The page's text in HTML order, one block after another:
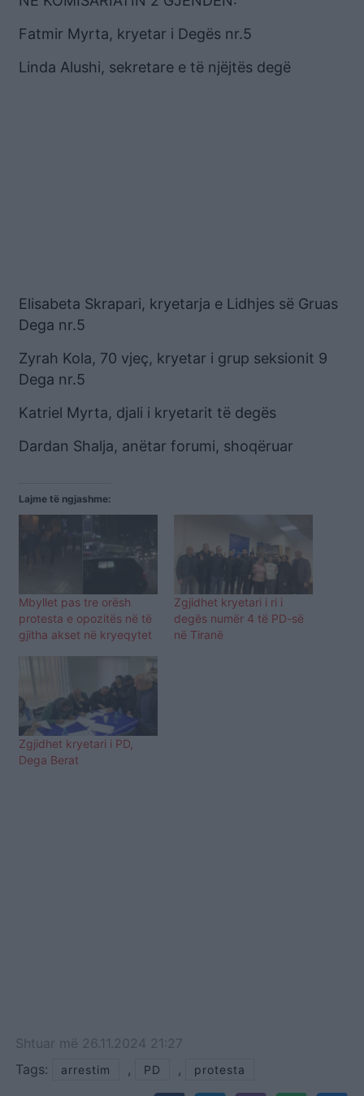
Fatmir Myrta, kryetar i Degës nr.5
Linda Alushi, sekretare e të njëjtës degë
Elisabeta Skrapari, kryetarja e Lidhjes së Gruas
Dega nr.5
Zyrah Kola, 70 vjeç, kryetar i grup seksionit 9
Dega nr.5
Katriel Myrta, djali i kryetarit të degës
Dardan Shalja, anëtar forumi, shoqëruar
Lajme të ngjashme:
Mbyllet pas tre orësh
protesta e opozitës në të
gjitha akset në kryeqytet
Zgjidhet kryetari i ri i
degës numër 4 të PD-së
në Tiranë
Zgjidhet kryetari i PD,
Dega Berat
Shtuar më 26.11.2024 21:27
Tags:
arrestim , PD , protesta